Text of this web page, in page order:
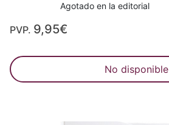
Agotado en la editorial
PVP. 9,95€
No disponible